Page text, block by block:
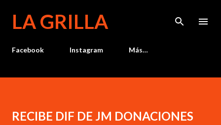
LA GRILLA
Facebook Instagram Más…
RECIBE DIF DE JM DONACIONES